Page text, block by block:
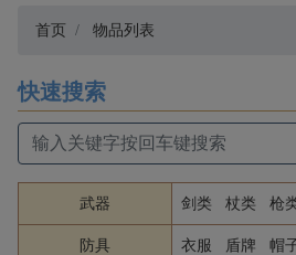
首页 物品列表
快速搜索
武器 剑类 杖类 枪
防具 衣服 盾牌 帽